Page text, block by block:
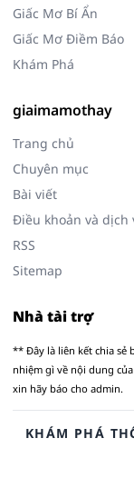
Giấc Mơ Bí Ẩn
Giấc Mơ Điềm Báo
Khám Phá
giaimamothay
Trang chủ
Chuyên mục
Bài viết
Điều khoản và dịch
RSS
Sitemap
Nhà tài trợ
** Đây là liên kết chia sẻ
nhiệm gì về nội dung
xin hãy báo cho admin.
KHÁM PHÁ